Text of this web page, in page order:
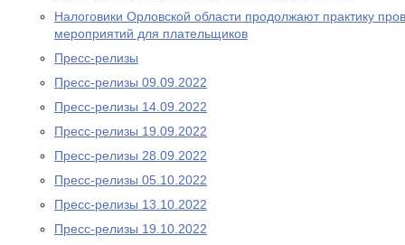
Налоговики Орловской области продолжают практику
мероприятий для плательщиков
Пресс-релизы
Пресс-релизы 09.09.2022
Пресс-релизы 14.09.2022
Пресс-релизы 19.09.2022
Пресс-релизы 28.09.2022
Пресс-релизы 05.10.2022
Пресс-релизы 13.10.2022
Пресс-релизы 19.10.2022